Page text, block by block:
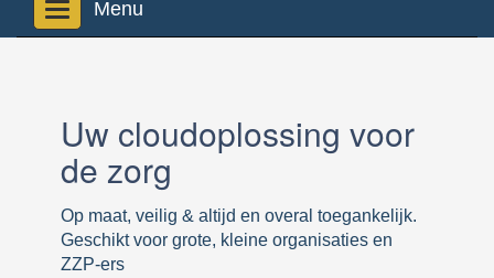
Navigation
Uw cloudoplossing voor
de zorg
Op maat, veilig & altijd en overal toegankelijk.
Geschikt voor grote, kleine organisaties en
ZZP-ers